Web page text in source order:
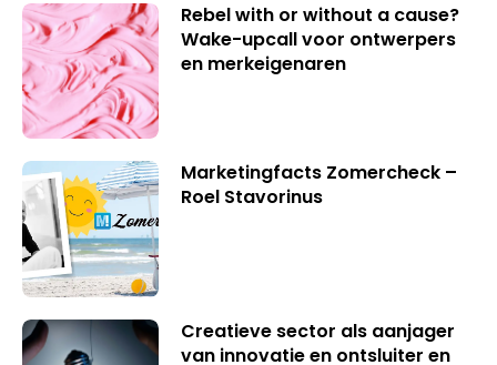
Rebel with or without a cause?
Wake-upcall voor ontwerpers
en merkeigenaren
Marketingfacts Zomercheck –
Roel Stavorinus
Creatieve sector als aanjager
van innovatie en ontsluiter en